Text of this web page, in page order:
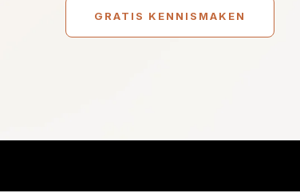
GRATIS KENNISMAKEN